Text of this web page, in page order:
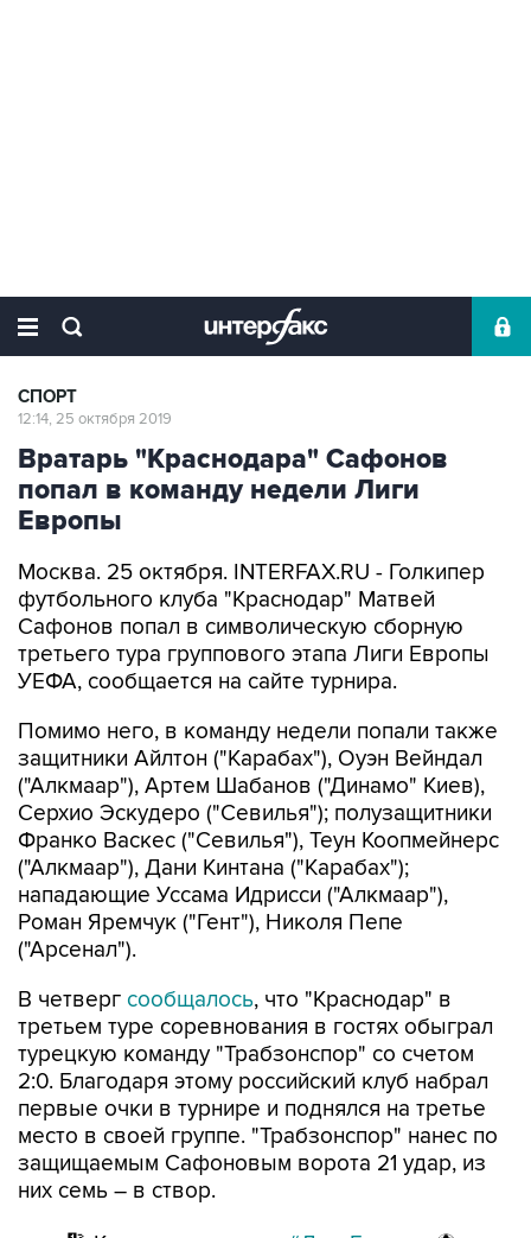
СПОРТ
12:14, 25 октября 2019
Вратарь "Краснодара" Сафонов
попал в команду недели Лиги
Европы
Москва. 25 октября. INTERFAX.RU - Голкипер
футбольного клуба "Краснодар" Матвей
Сафонов попал в символическую сборную
третьего тура группового этапа Лиги Европы
УЕФА, сообщается на сайте турнира.
Помимо него, в команду недели попали также
защитники Айлтон ("Карабах"), Оуэн Вейндал
("Алкмаар"), Артем Шабанов ("Динамо" Киев),
Серхио Эскудеро ("Севилья"); полузащитники
Франко Васкес ("Севилья"), Теун Коопмейнерс
("Алкмаар"), Дани Кинтана ("Карабах");
нападающие Уссама Идрисси ("Алкмаар"),
Роман Яремчук ("Гент"), Николя Пепе
("Арсенал").
В четверг сообщалось, что "Краснодар" в
третьем туре соревнования в гостях обыграл
турецкую команду "Трабзонспор" со счетом
2:0. Благодаря этому российский клуб набрал
первые очки в турнире и поднялся на третье
место в своей группе. "Трабзонспор" нанес по
защищаемым Сафоновым ворота 21 удар, из
них семь – в створ.